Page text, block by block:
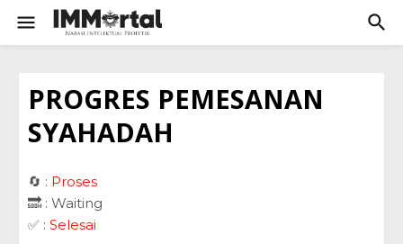
PROGRES PEMESANAN
SYAHADAH
🔄 : Proses
🔜 : Waiting
✅ : Selesai